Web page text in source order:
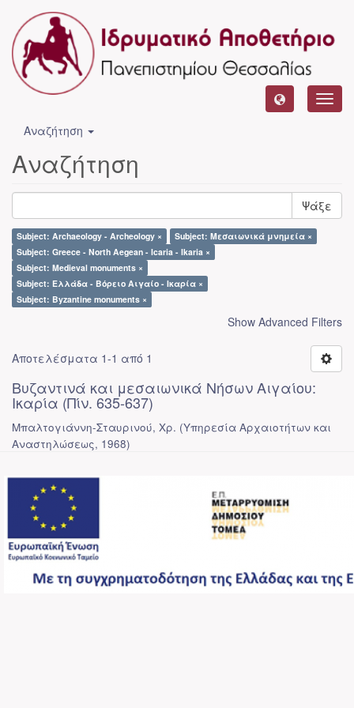
Αναζήτηση
Αναζήτηση
Ψάξε
Subject: Archaeology - Archeology ×
Subject: Μεσαιωνικά μνημεία ×
Subject: Greece - North Aegean - Icaria - Ikaria ×
Subject: Medieval monuments ×
Subject: Ελλάδα - Βόρειο Αιγαίο - Ικαρία ×
Subject: Byzantine monuments ×
Show Advanced Filters
Αποτελέσματα 1-1 από 1
Βυζαντινά και μεσαιωνικά Νήσων Αιγαίου:
Ικαρία (Πίν. 635-637)
Μπαλτογιάννη-Σταυρινού, Χρ. (Υπηρεσία Αρχαιοτήτων και
Αναστηλώσεως, 1968)